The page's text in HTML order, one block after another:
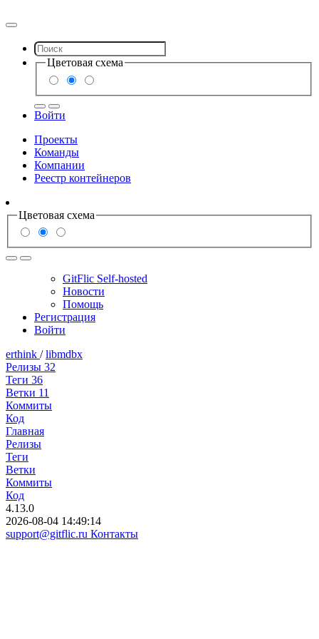
Цветовая схема
Войти
Проекты
Команды
Компании
Реестр контейнеров
Цветовая схема
GitFlic Self-hosted
Новости
Помощь
Регистрация
Войти
erthink / libmdbx
Релизы 32
Теги 36
Ветки 11
Коммиты
Код
Главная
Релизы
Теги
Ветки
Коммиты
Код
4.13.0
2026-08-04 14:49:14
support@gitflic.ru Контакты